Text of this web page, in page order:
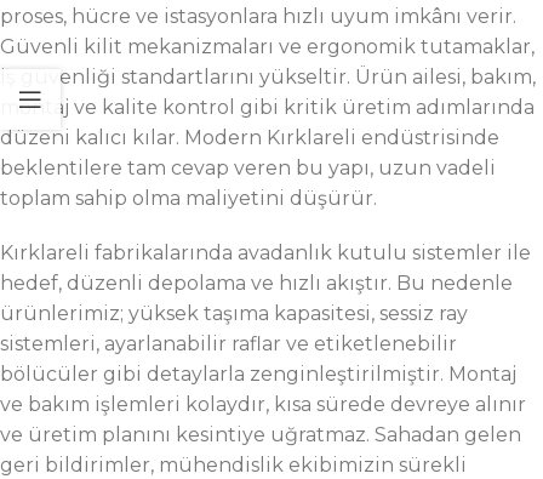
proses, hücre ve istasyonlara hızlı uyum imkânı verir.
Güvenli kilit mekanizmaları ve ergonomik tutamaklar,
iş güvenliği standartlarını yükseltir. Ürün ailesi, bakım,
montaj ve kalite kontrol gibi kritik üretim adımlarında
düzeni kalıcı kılar. Modern Kırklareli endüstrisinde
beklentilere tam cevap veren bu yapı, uzun vadeli
toplam sahip olma maliyetini düşürür.
Kırklareli fabrikalarında avadanlık kutulu sistemler ile
hedef, düzenli depolama ve hızlı akıştır. Bu nedenle
ürünlerimiz; yüksek taşıma kapasitesi, sessiz ray
sistemleri, ayarlanabilir raflar ve etiketlenebilir
bölücüler gibi detaylarla zenginleştirilmiştir. Montaj
ve bakım işlemleri kolaydır, kısa sürede devreye alınır
ve üretim planını kesintiye uğratmaz. Sahadan gelen
geri bildirimler, mühendislik ekibimizin sürekli